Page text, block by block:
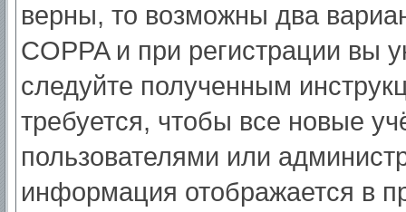
верны, то возможны два
COPPA и при регистрации вы
следуйте полученным
требуется, чтобы все новые
пользователями или
информация отображается в